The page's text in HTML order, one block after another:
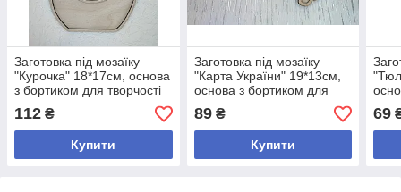
Заготовка під мозаїку
"Курочка" 18*17см, основа
з бортиком для творчості
112 ₴
Купити
Заготовка під мозаїку
"Карта України" 19*13см,
основа з бортиком для
творчості
89₴
Купити
69